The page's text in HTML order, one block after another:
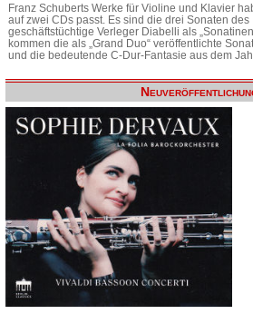
Franz Schuberts Werke für Violine und Klavier
auf zwei CDs passt. Es sind die drei Sonaten
geschäftstüchtige Verleger Diabelli als
kommen die als „Grand Duo“ veröffentlichte
und die bedeutende C-Dur-Fantasie aus dem